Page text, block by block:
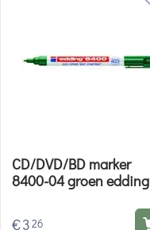
CD/DVD/BD marker
8400-04 groen edding
€326